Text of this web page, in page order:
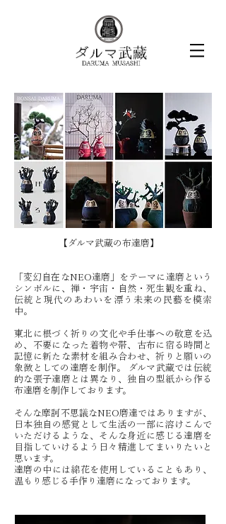
【ダルマ武藏の布達磨】
「変幻自在なNEO達磨」をテーマに達磨という
シンボルに、禅・宇宙・自然・死生観を重ね、
伝統と現代のあわいを漂う未来の民藝を模索
中。
東北に根づく祈りの文化や手仕事への敬意を込
め、不要になった着物や帯、古布に宿る時間と
記憶に新たな素材を組み合わせ、祈りと願いの
象徴としての達磨を制作。 ダルマ武藏では伝統
的な張子達磨とは異なり、独自の型紙から作る
布達磨を制作しております。
そんな摩訶不思議なNEO磨達ではありますが、
日本独自の感覚として生活の一部に溶けこんで
いただけるような、そんな身近に感じる達磨を
目指していけるよう日々精進してまいりたいと
思います。​​
達磨の中には綿花を使用していることもあり、
温もり感じる手作り達磨になっております。​​